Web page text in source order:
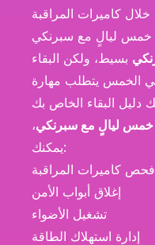
ليالٍ مع سبرنكي
بسيط، ولكن البقاء
الخمس يتطلب مهارة
خمس ليالٍ مع سبرنكي،
يمكنك:
فحص كاميرات المراقبة
إغلاق أبواب الأمن
تشغيل الأضواء
إدارة استهلاك الطاقة